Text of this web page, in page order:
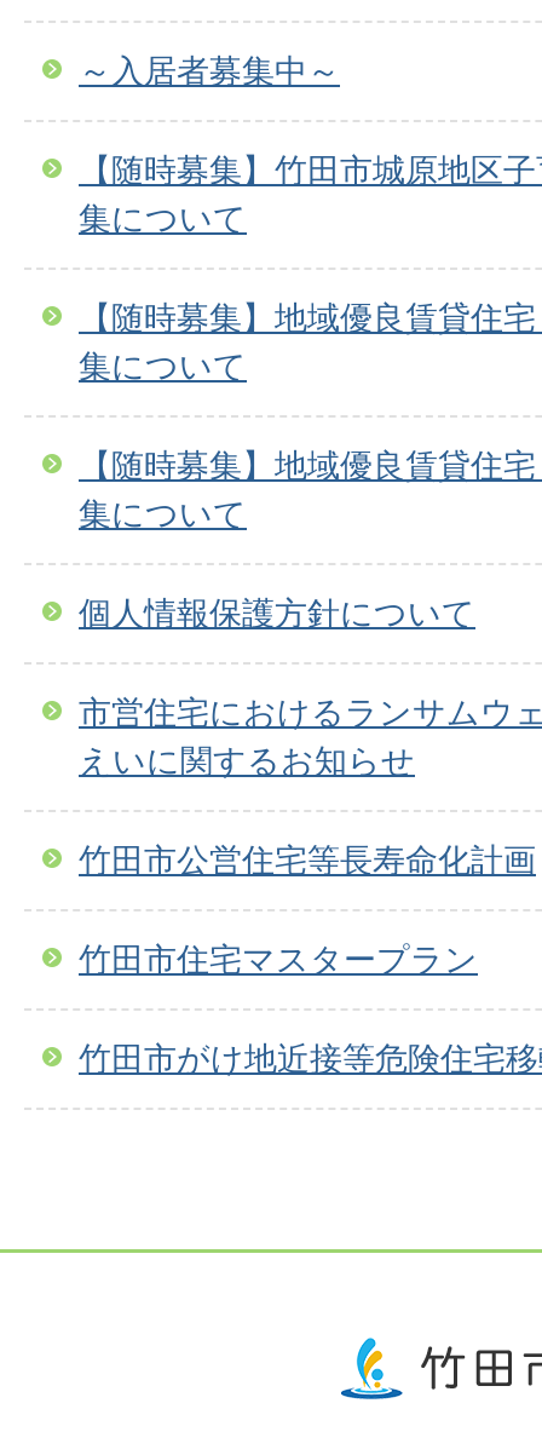
～入居者募集中～
【随時募集】竹田市城原地区
集について
【随時募集】地域優良賃貸住
集について
【随時募集】地域優良賃貸住
集について
個人情報保護方針について
市営住宅におけるランサムウ
えいに関するお知らせ
竹田市公営住宅等長寿命化計画
竹田市住宅マスタープラン
竹田市がけ地近接等危険住宅